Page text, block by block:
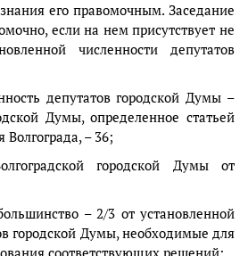
его правомочным. Заседание
если на нем присутствует не
численности депутатов
депутатов городской Думы –
Думы, определенное статьей
Волгограда, – 36;
городской Думы от
– 2/3 от установленной
городской Думы, необходимые для
соответствующих решений;